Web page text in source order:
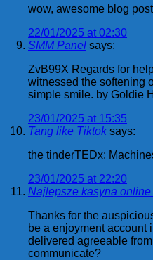
wow, awesome blog
22/01/2025 at 02:30
SMM Panel says:
ZvB99X Regards for
witnessed the softening
simple smile. by Goldie
23/01/2025 at 15:35
Tang like Tiktok says:
the tinderTEDx:
23/01/2025 at 22:20
Najlepsze kasyna
Thanks for the
be a enjoyment account
delivered agreeable
communicate?